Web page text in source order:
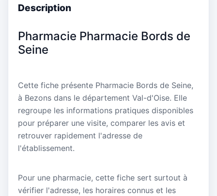
Description
Pharmacie Pharmacie Bords de
Seine
Cette fiche présente Pharmacie Bords de Seine,
à Bezons dans le département Val-d'Oise. Elle
regroupe les informations pratiques disponibles
pour préparer une visite, comparer les avis et
retrouver rapidement l'adresse de
l'établissement.
Pour une pharmacie, cette fiche sert surtout à
vérifier l'adresse, les horaires connus et les